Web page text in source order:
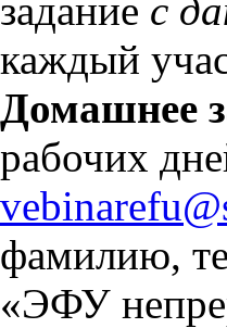
задание с
каждый
Домашнее
рабочих
фамилию,
«ЭФУ